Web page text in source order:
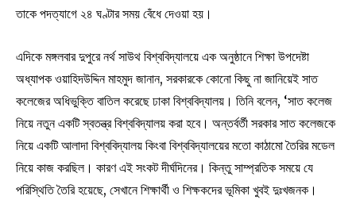
তাকে পদত্যাগে ২৪ ঘণ্টার সময় বেঁধে দেওয়া হয়।
এদিকে মঙ্গলবার দুপুরে নর্থ সাউথ বিশ্ববিদ্যালয়ে এক অনুষ্ঠানে শিক্ষা উপদেষ্টা
অধ্যাপক ওয়াহিদউদ্দিন মাহমুদ জানান, সরকারকে কোনো কিছু না জানিয়েই সাত
কলেজের অধিভুক্তি বাতিল করেছে ঢাকা বিশ্ববিদ্যালয়। তিনি বলেন, ‘সাত কলেজ
নিয়ে নতুন একটি স্বতন্ত্র বিশ্ববিদ্যালয় করা হবে। অন্তর্বর্তী সরকার সাত কলেজকে
নিয়ে একটি আলাদা বিশ্ববিদ্যালয় কিংবা বিশ্ববিদ্যালয়ের মতো কাঠামো তৈরির মডেল
নিয়ে কাজ করছিল। কারণ এই সংকট দীর্ঘদিনের। কিন্তু সাম্প্রতিক সময়ে যে
পরিস্থিতি তৈরি হয়েছে, সেখানে শিক্ষার্থী ও শিক্ষকদের ভূমিকা খুবই দুঃখজনক।